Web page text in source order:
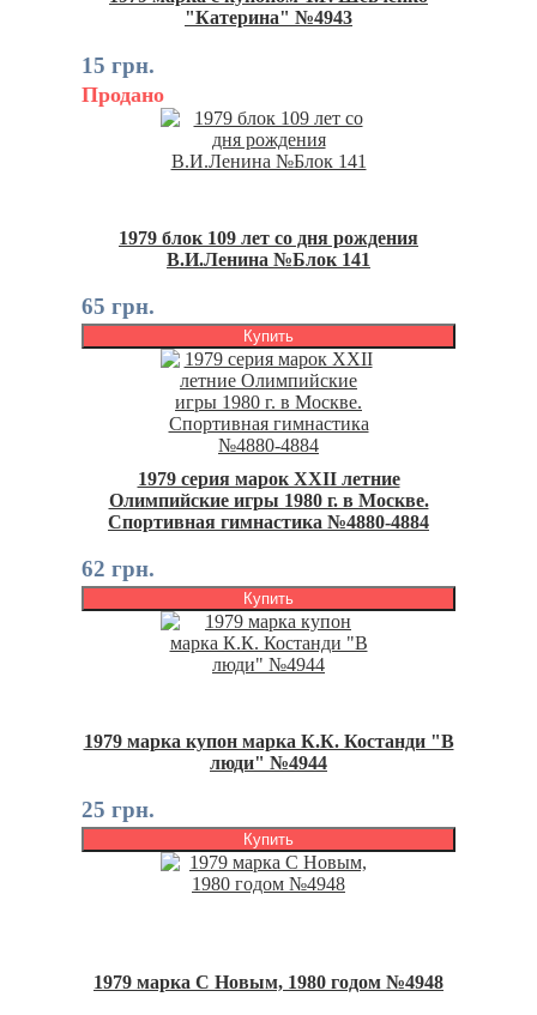
"Катерина" №4943
15 грн.
Продано
1979 блок 109 лет со дня рождения
В.И.Ленина №Блок 141
65 грн.
Купить
1979 серия марок XXII летние
Олимпийские игры 1980 г. в Москве.
Спортивная гимнастика №4880-4884
62 грн.
Купить
1979 марка купон марка К.К. Костанди "В
люди" №4944
25 грн.
Купить
1979 марка С Новым, 1980 годом №4948